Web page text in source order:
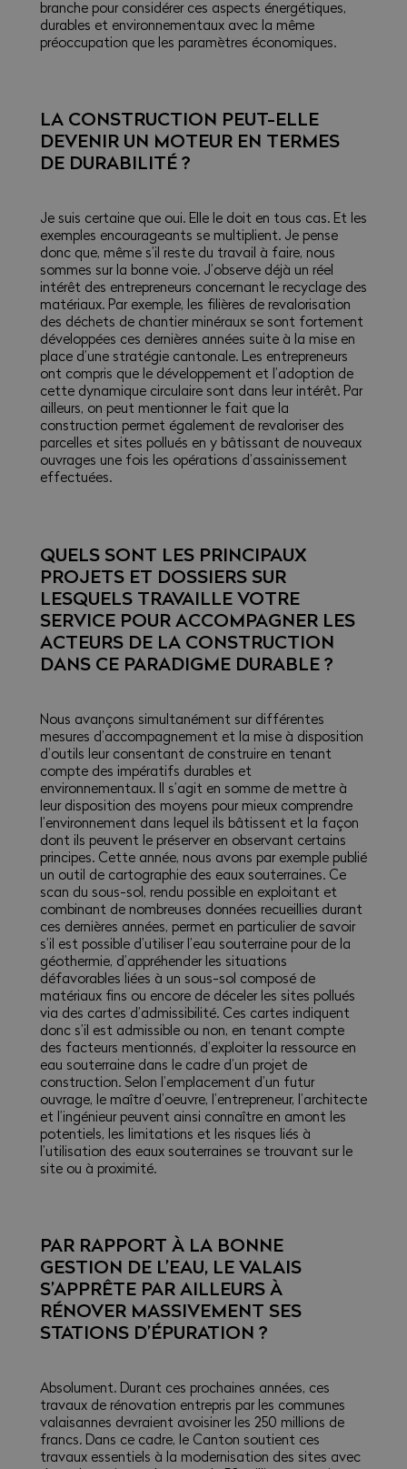
branche pour considérer ces aspects énergétiques,
durables et environnementaux avec la même
préoccupation que les paramètres économiques.
LA CONSTRUCTION PEUT-ELLE
DEVENIR UN MOTEUR EN TERMES
DE DURABILITÉ ?
Je suis certaine que oui. Elle le doit en tous cas. Et les
exemples encourageants se multiplient. Je pense
donc que, même s’il reste du travail à faire, nous
sommes sur la bonne voie. J’observe déjà un réel
intérêt des entrepreneurs concernant le recyclage des
matériaux. Par exemple, les filières de revalorisation
des déchets de chantier minéraux se sont fortement
développées ces dernières années suite à la mise en
place d’une stratégie cantonale. Les entrepreneurs
ont compris que le développement et l’adoption de
cette dynamique circulaire sont dans leur intérêt. Par
ailleurs, on peut mentionner le fait que la
construction permet également de revaloriser des
parcelles et sites pollués en y bâtissant de nouveaux
ouvrages une fois les opérations d’assainissement
effectuées.
QUELS SONT LES PRINCIPAUX
PROJETS ET DOSSIERS SUR
LESQUELS TRAVAILLE VOTRE
SERVICE POUR ACCOMPAGNER LES
ACTEURS DE LA CONSTRUCTION
DANS CE PARADIGME DURABLE ?
Nous avançons simultanément sur différentes
mesures d’accompagnement et la mise à disposition
d’outils leur consentant de construire en tenant
compte des impératifs durables et
environnementaux. Il s’agit en somme de mettre à
leur disposition des moyens pour mieux comprendre
l’environnement dans lequel ils bâtissent et la façon
dont ils peuvent le préserver en observant certains
principes. Cette année, nous avons par exemple publié
un outil de cartographie des eaux souterraines. Ce
scan du sous-sol, rendu possible en exploitant et
combinant de nombreuses données recueillies durant
ces dernières années, permet en particulier de savoir
s’il est possible d’utiliser l’eau souterraine pour de la
géothermie, d’appréhender les situations
défavorables liées à un sous-sol composé de
matériaux fins ou encore de déceler les sites pollués
via des cartes d’admissibilité. Ces cartes indiquent
donc s’il est admissible ou non, en tenant compte
des facteurs mentionnés, d’exploiter la ressource en
eau souterraine dans le cadre d’un projet de
construction. Selon l’emplacement d’un futur
ouvrage, le maître d’oeuvre, l’entrepreneur, l’architecte
et l’ingénieur peuvent ainsi connaître en amont les
potentiels, les limitations et les risques liés à
l’utilisation des eaux souterraines se trouvant sur le
site ou à proximité.
PAR RAPPORT À LA BONNE
GESTION DE L’EAU, LE VALAIS
S’APPRÊTE PAR AILLEURS À
RÉNOVER MASSIVEMENT SES
STATIONS D’ÉPURATION ?
Absolument. Durant ces prochaines années, ces
travaux de rénovation entrepris par les communes
valaisannes devraient avoisiner les 250 millions de
francs. Dans ce cadre, le Canton soutient ces
travaux essentiels à la modernisation des sites avec